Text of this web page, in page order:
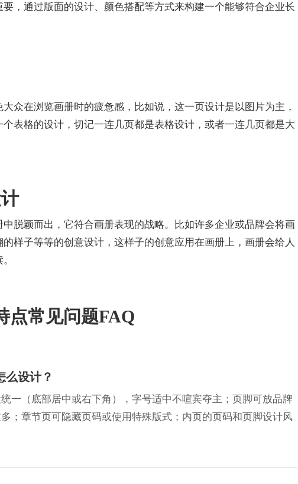
，通过版面的设计、颜色搭配等方式来构建一个能够符合企业长
众在浏览画册时的疲惫感，比如说，这一页设计是以图片为主，
表格的设计，切记一连几页都是表格设计，或者一连几页都是大
脱颖而出，它符合画册表现的战略。比如许多企业或品牌会将画
样子等等的创意设计，这样子的创意应用在画册上，画册会给人
点常见问题FAQ
么设计？
一（底部居中或右下角），字号适中不喧宾夺主；页脚可放品牌
；章节页可隐藏页码或使用特殊版式；内页的页码和页脚设计风